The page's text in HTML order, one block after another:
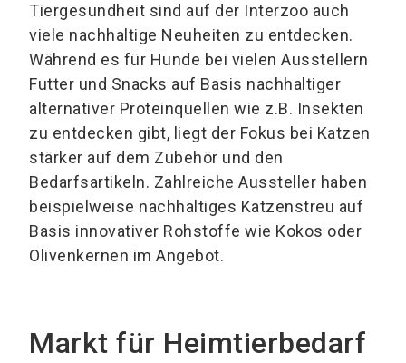
Tiergesundheit sind auf der Interzoo auch
viele nachhaltige Neuheiten zu entdecken.
Während es für Hunde bei vielen Ausstellern
Futter und Snacks auf Basis nachhaltiger
alternativer Proteinquellen wie z.B. Insekten
zu entdecken gibt, liegt der Fokus bei Katzen
stärker auf dem Zubehör und den
Bedarfsartikeln. Zahlreiche Aussteller haben
beispielweise nachhaltiges Katzenstreu auf
Basis innovativer Rohstoffe wie Kokos oder
Olivenkernen im Angebot.
Markt für Heimtierbedarf